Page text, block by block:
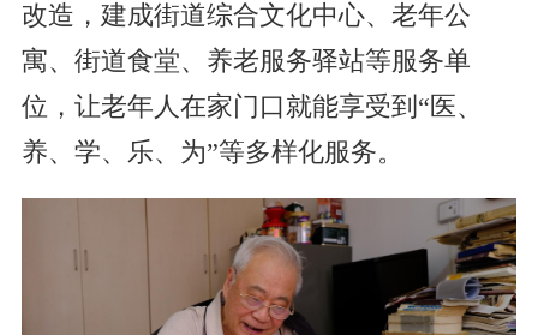
改造，建成街道综合文化中心、老年公
寓、街道食堂、养老服务驿站等服务单
位，让老年人在家门口就能享受到“医、
养、学、乐、为”等多样化服务。